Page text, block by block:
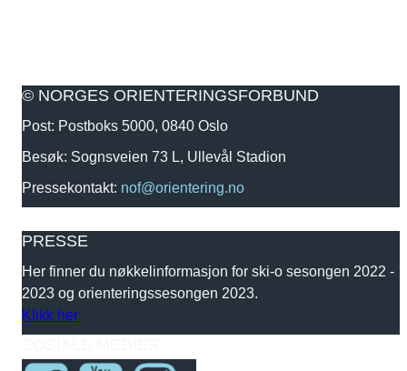
© NORGES ORIENTERINGSFORBUND
Post: Postboks 5000, 0840 Oslo
Besøk: Sognsveien 73 L, Ullevål Stadion
Pressekontakt: nof@orientering.no
PRESSE
Her finner du nøkkelinformasjon for ski-o sesongen 2022 -
2023 og orienteringssesongen 2023.
Klikk her